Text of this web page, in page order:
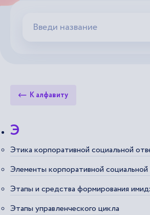
К алфавиту
Э
Этика корпоративной социальной
Элементы корпоративной
Этапы и средства формирования
Этапы управленческого цикла